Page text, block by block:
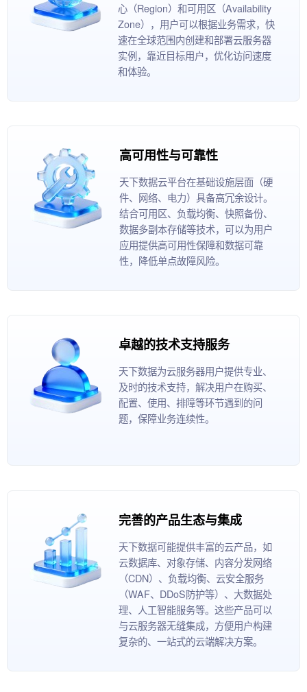
心（Region）和可用区（Availability
Zone），用户可以根据业务需求，快
速在全球范围内创建和部署云服务器
实例，靠近目标用户，优化访问速度
和体验。
高可用性与可靠性
天下数据云平台在基础设施层面（硬
件、网络、电力）具备高冗余设计。
结合可用区、负载均衡、快照备份、
数据多副本存储等技术，可以为用户
应用提供高可用性保障和数据可靠
性，降低单点故障风险。
卓越的技术支持服务
天下数据为云服务器用户提供专业、
及时的技术支持，解决用户在购买、
配置、使用、排障等环节遇到的问
题，保障业务连续性。
完善的产品生态与集成
天下数据可能提供丰富的云产品，如
云数据库、对象存储、内容分发网络
（CDN）、负载均衡、云安全服务
（WAF、DDoS防护等）、大数据处
理、人工智能服务等。这些产品可以
与云服务器无缝集成，方便用户构建
复杂的、一站式的云端解决方案。